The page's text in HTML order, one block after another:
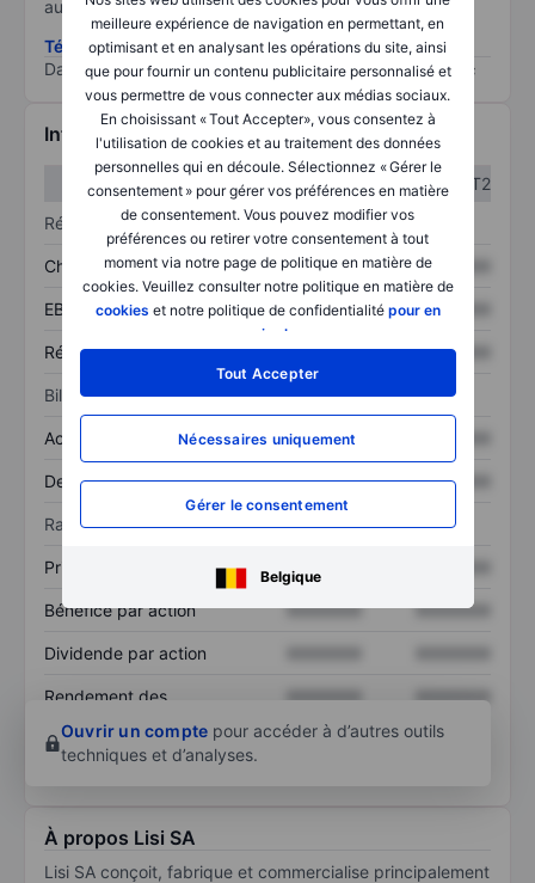
meilleure expérience de navigation en permettant, en
optimisant et en analysant les opérations du site, ainsi
que pour fournir un contenu publicitaire personnalisé et
vous permettre de vous connecter aux médias sociaux.
En choisissant « Tout Accepter», vous consentez à
l'utilisation de cookies et au traitement des données
personnelles qui en découle. Sélectionnez « Gérer le
consentement » pour gérer vos préférences en matière
de consentement. Vous pouvez modifier vos
préférences ou retirer votre consentement à tout
moment via notre page de politique en matière de
cookies. Veuillez consulter notre politique en matière de
cookies et notre politique de confidentialité pour en
savoir plus
Tout Accepter
Nécessaires uniquement
Gérer le consentement
Belgique
au risque le plus élevé).
Télécharger la méthodologie ESG (en anglais)
Data provided by
/
Informations financières
T1
T2
Résultats
Chiffre d’affaires XXXXXXX XXXXXXX
EBITDA XXXXXXX XXXXXXX
Résultat net XXXXXXX XXXXXXX
Bilan
Actif total XXXXXXX
Dette totale XXXXXXX XXXXXXX
Ratios
Prix / ventes XXXXXXX
Bénéfice par action XXXXXXX XXXXXXX
Dividende par action
Rendement des
XXXXXXX
XXXXXXX
Ouvrir un compte pour accéder à d’autres outils
techniques et d’analyses.
À propos Lisi SA
Lisi SA conçoit, fabrique et commercialise principalement